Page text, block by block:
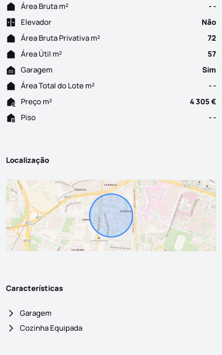
Área Bruta m²
- -
Elevador
Não
Área Bruta Privativa m²
72
Área Útil m²
57
Garagem
Sim
Área Total do Lote m²
- -
Preço m²
4 305 €
Piso
- -
Localização
Características
Garagem
Cozinha Equipada